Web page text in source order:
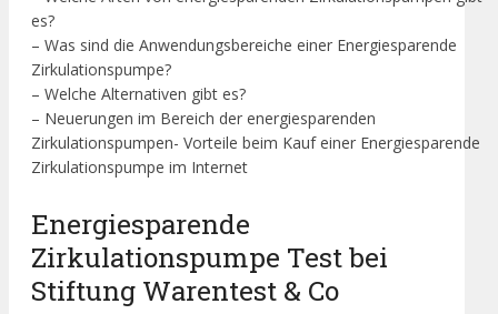
es?
– Was sind die Anwendungsbereiche einer Energiesparende
Zirkulationspumpe?
– Welche Alternativen gibt es?
– Neuerungen im Bereich der energiesparenden
Zirkulationspumpen- Vorteile beim Kauf einer Energiesparende
Zirkulationspumpe im Internet
Energiesparende
Zirkulationspumpe Test bei
Stiftung Warentest & Co